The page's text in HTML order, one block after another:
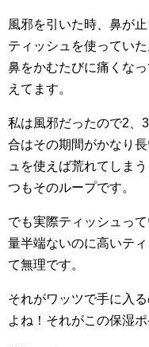
風邪を引いた時、鼻が
ティッシュを使ってい
鼻をかむたびに痛くな
えてます。
私は風邪だったので2、
合はその期間がかなり
ュを使えば荒れてしま
つもそのループです。
でも実際ティッシュっ
量半端ないのに高いテ
て無理です。
それがワッツで手に入
よね！それがこの保湿